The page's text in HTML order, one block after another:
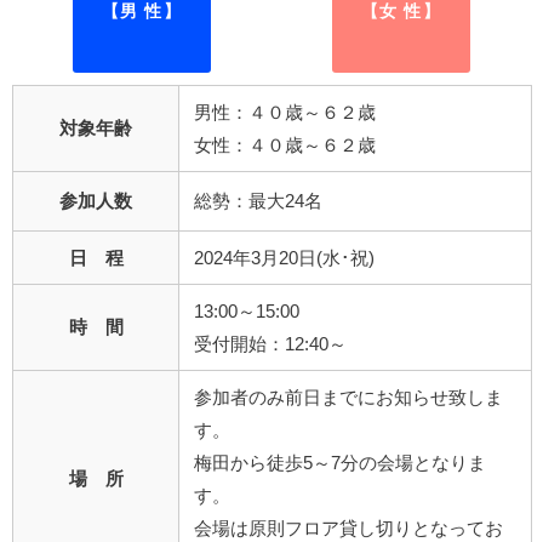
【男 性】 【女 性】
対象年齢
男性：４０歳～６２歳
女性：４０歳～６２歳
参加人数 総勢：最大24名
日 程 2024年3月20日(水･祝)
時 間
13:00～15:00
受付開始：12:40～
場 所
参加者のみ前日までにお知らせ致しま
す。
梅田から徒歩5～7分の会場となりま
す。
会場は原則フロア貸し切りとなってお